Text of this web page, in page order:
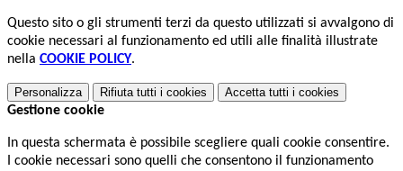
Questo sito o gli strumenti terzi da questo utilizzati si avvalgono di
cookie necessari al funzionamento ed utili alle finalità illustrate
nella COOKIE POLICY.
Personalizza Rifiuta tutti i cookies Accetta tutti i cookies
Gestione cookie
In questa schermata è possibile scegliere quali cookie consentire.
I cookie necessari sono quelli che consentono il funzionamento